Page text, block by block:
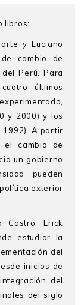
libros:
y Luciano
cambio de
Perú. Para
últimos
y 2000) y los
1992). A partir
cambio de
un gobierno
pueden
exterior
Castro, Erick
estudiar la
del
inicios de
del
del siglo